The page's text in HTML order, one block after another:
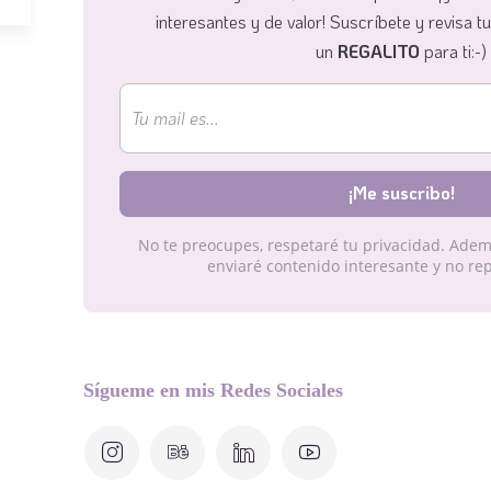
interesantes y de valor! Suscríbete y revisa
un REGALITO para ti:-)
No te preocupes, respetaré tu privacidad.
enviaré contenido interesante y no
Sígueme en mis Redes Sociales